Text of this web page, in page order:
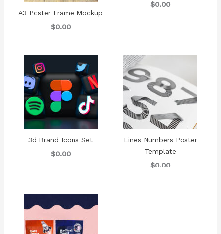
A3 Poster Frame Mockup
$0.00
$0.00
3d Brand Icons Set
$0.00
Lines Numbers Poster
Template
$0.00